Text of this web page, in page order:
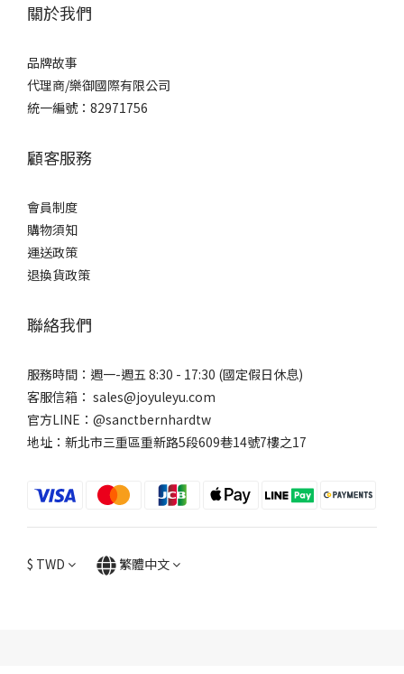
關於我們
品牌故事
代理商/樂御國際有限公司
統一編號：82971756
顧客服務
會員制度
購物須知
運送政策
退換貨政策
聯絡我們
服務時間：週一-週五 8:30 - 17:30 (國定假日休息)
客服信箱： sales@joyuleyu.com
官方LINE：@sanctbernhardtw
地址：新北市三重區重新路5段609巷14號7樓之17
$ TWD 繁體中文